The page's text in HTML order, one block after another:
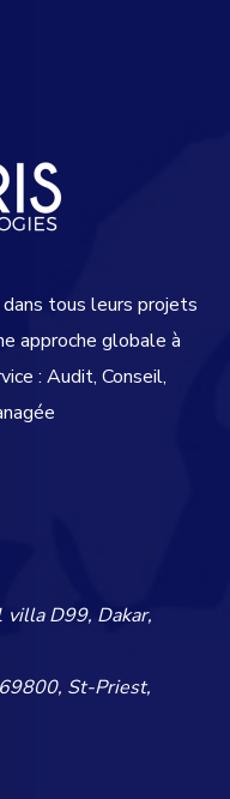
tous leurs projets
approche globale à
: Audit, Conseil,
villa D99, Dakar,
St-Priest,